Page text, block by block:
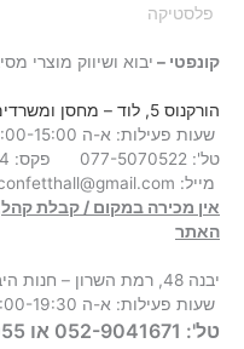
פלסטיקה
קונפטי – יבוא ושיווק מוצרי
הורקנוס 5, לוד
– מחסן
שעות פעילות: א-ה 07:00-15:00
טל': 077-5070522
מייל:
אין מכירה במקום / קבלת
האתר
יבנה 48, רמת השרון – חנות היבואן
שעות פעילות: א-ה 09:00-19:30, שישי 08:00-14:30
טל': 052-9041671 או 077-6735055